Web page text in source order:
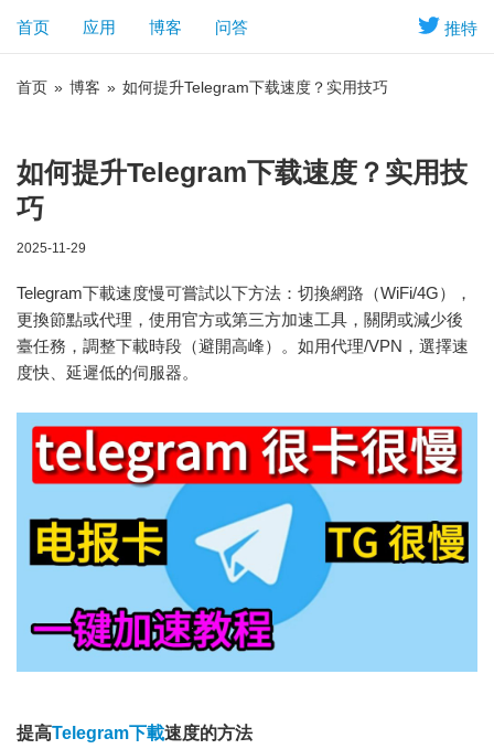
推特
首页 应用 博客 问答
首页 » 博客 » 如何提升Telegram下载速度？实用技巧
如何提升Telegram下载速度？实用技
巧
2025-11-29
Telegram下載速度慢可嘗試以下方法：切換網路（WiFi/4G），
更換節點或代理，使用官方或第三方加速工具，關閉或減少後
臺任務，調整下載時段（避開高峰）。如用代理/VPN，選擇速
度快、延遲低的伺服器。
提高Telegram下載速度的方法